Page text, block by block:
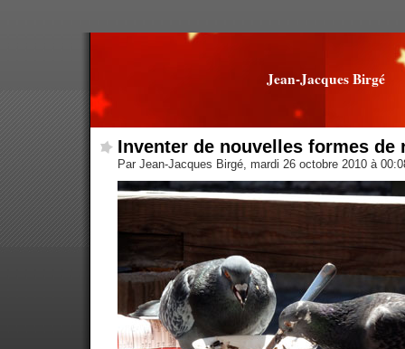
Jean-Jacques Birgé
Inventer de nouvelles formes de
Par Jean-Jacques Birgé, mardi 26 octobre 2010 à